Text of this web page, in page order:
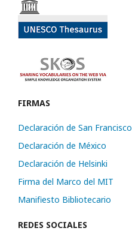
FIRMAS
Declaración de San Francisco
Declaración de México
Declaración de Helsinki
Firma del Marco del MIT
Manifiesto Bibliotecario
REDES SOCIALES